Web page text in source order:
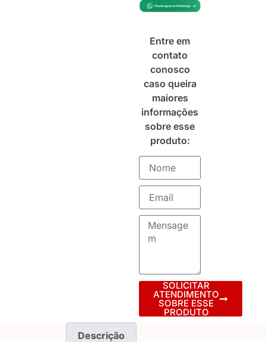
Entre em
contato
conosco
caso queira
maiores
informações
sobre esse
produto:
SOLICITAR
ATENDIMENTO
SOBRE ESSE
PRODUTO
Descrição